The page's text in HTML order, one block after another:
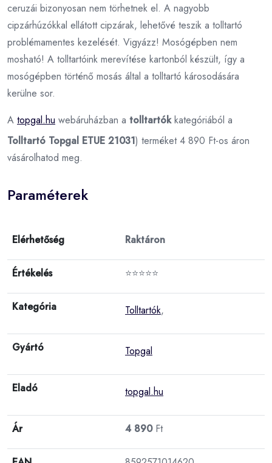
ceruzái bizonyosan nem törhetnek el. A nagyobb
cipzárhúzókkal ellátott cipzárak, lehetővé teszik a tolltartó
problémamentes kezelését. Vigyázz! Mosógépben nem
mosható! A tolltartóink merevítése kartonból készült, így a
mosógépben történő mosás által a tolltartó károsodására
kerülne sor.
A topgal.hu webáruházban a tolltartókkategóriából a
Tolltartó Topgal ETUE 21031) terméket 4 890 Ft-os áron
vásárolhatod meg.
Paraméterek
Elérhetőség Raktáron
Értékelés ⭐⭐⭐⭐⭐
Kategória Tolltartók,
Gyártó Topgal
Eladó topgal.hu
Ár 4 890Ft